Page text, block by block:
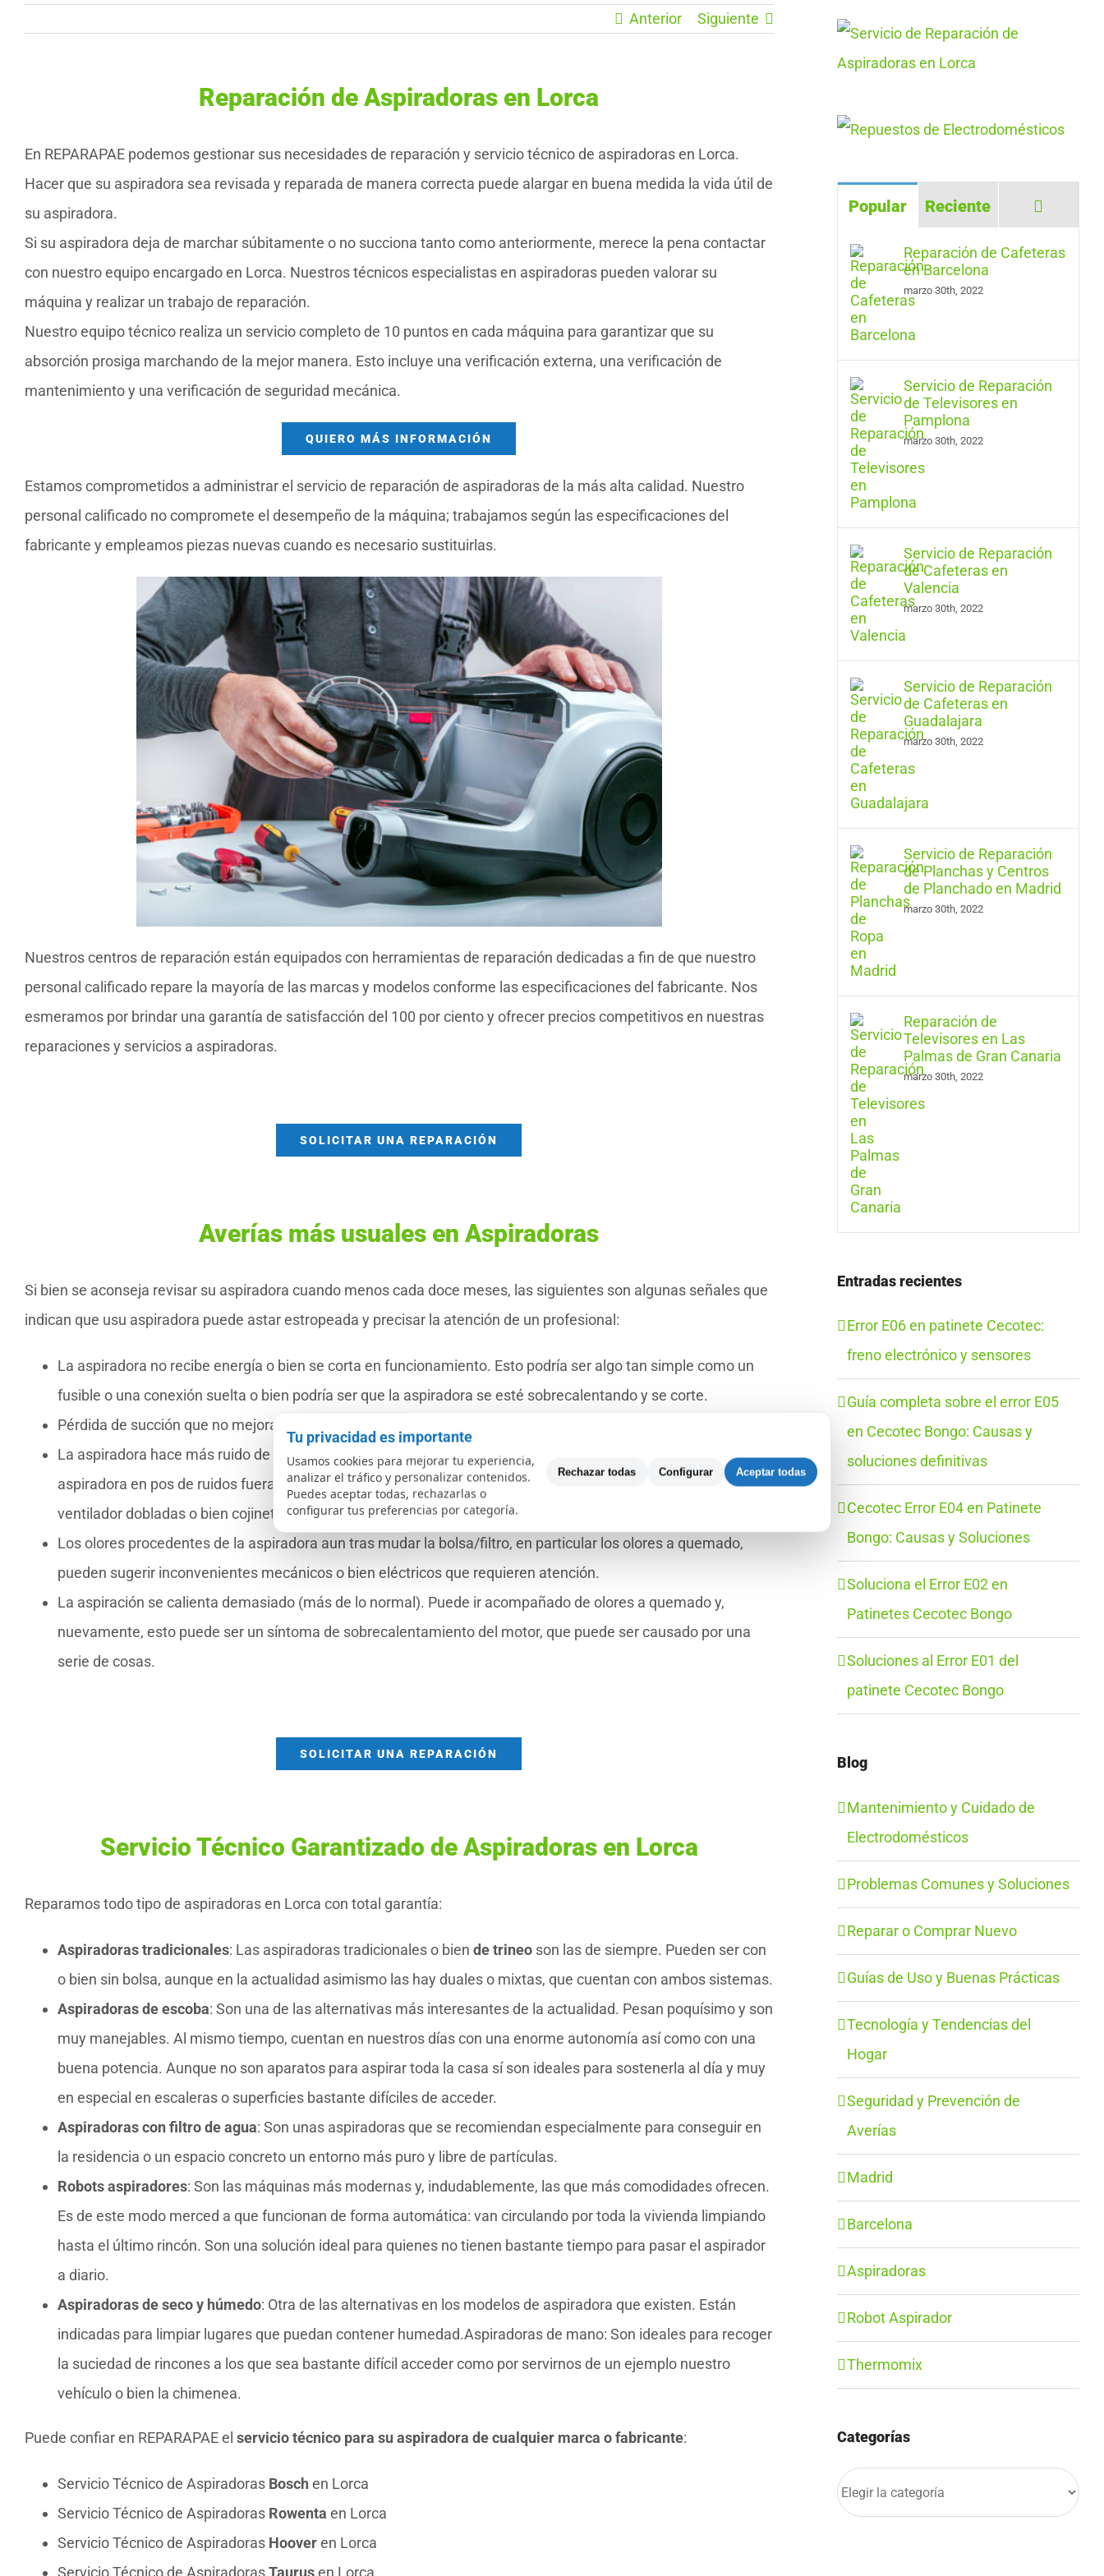
Anterior Siguiente
Reparación de Aspiradoras en Lorca
En REPARAPAE podemos gestionar sus necesidades de reparación y servicio técnico de aspiradoras en Lorca.
Hacer que su aspiradora sea revisada y reparada de manera correcta puede alargar en buena medida la vida útil de
su aspiradora.
Si su aspiradora deja de marchar súbitamente o no succiona tanto como anteriormente, merece la pena contactar
con nuestro equipo encargado en Lorca. Nuestros técnicos especialistas en aspiradoras pueden valorar su
máquina y realizar un trabajo de reparación.
Nuestro equipo técnico realiza un servicio completo de 10 puntos en cada máquina para garantizar que su
absorción prosiga marchando de la mejor manera. Esto incluye una verificación externa, una verificación de
mantenimiento y una verificación de seguridad mecánica.
QUIERO MÁS INFORMACIÓN
Estamos comprometidos a administrar el servicio de reparación de aspiradoras de la más alta calidad. Nuestro
personal calificado no compromete el desempeño de la máquina; trabajamos según las especificaciones del
fabricante y empleamos piezas nuevas cuando es necesario sustituirlas.
Nuestros centros de reparación están equipados con herramientas de reparación dedicadas a fin de que nuestro
personal calificado repare la mayoría de las marcas y modelos conforme las especificaciones del fabricante. Nos
esmeramos por brindar una garantía de satisfacción del 100 por ciento y ofrecer precios competitivos en nuestras
reparaciones y servicios a aspiradoras.
SOLICITAR UNA REPARACIÓN
Averías más usuales en Aspiradoras
Si bien se aconseja revisar su aspiradora cuando menos cada doce meses, las siguientes son algunas señales que
indican que usu aspiradora puede astar estropeada y precisar la atención de un profesional:
La aspiradora no recibe energía o bien se corta en funcionamiento. Esto podría ser algo tan simple como un
fusible o una conexión suelta o bien podría ser que la aspiradora se esté sobrecalentando y se corte.
Pérdida de succión que no mejora después del mantenimiento rutinario.
La aspiradora hace más ruido de lo normal o bien hace un ruido extraño, traqueteo o vibración. Escuche su
aspiradora en pos de ruidos fuera de lo normal, lo que podría sugerir inconvenientes como aspas del
ventilador dobladas o bien cojinetes desgastados.
Los olores procedentes de la aspiradora aun tras mudar la bolsa/filtro, en particular los olores a quemado,
pueden sugerir inconvenientes mecánicos o bien eléctricos que requieren atención.
La aspiración se calienta demasiado (más de lo normal). Puede ir acompañado de olores a quemado y,
nuevamente, esto puede ser un síntoma de sobrecalentamiento del motor, que puede ser causado por una
serie de cosas.
SOLICITAR UNA REPARACIÓN
Servicio Técnico Garantizado de Aspiradoras en Lorca
Reparamos todo tipo de aspiradoras en Lorca con total garantía:
Aspiradoras tradicionales: Las aspiradoras tradicionales o bien de trineo son las de siempre. Pueden ser con
o bien sin bolsa, aunque en la actualidad asimismo las hay duales o mixtas, que cuentan con ambos sistemas.
Aspiradoras de escoba: Son una de las alternativas más interesantes de la actualidad. Pesan poquísimo y son
muy manejables. Al mismo tiempo, cuentan en nuestros días con una enorme autonomía así como con una
buena potencia. Aunque no son aparatos para aspirar toda la casa sí son ideales para sostenerla al día y muy
en especial en escaleras o superficies bastante difíciles de acceder.
Aspiradoras con filtro de agua: Son unas aspiradoras que se recomiendan especialmente para conseguir en
la residencia o un espacio concreto un entorno más puro y libre de partículas.
Robots aspiradores: Son las máquinas más modernas y, indudablemente, las que más comodidades ofrecen.
Es de este modo merced a que funcionan de forma automática: van circulando por toda la vivienda limpiando
hasta el último rincón. Son una solución ideal para quienes no tienen bastante tiempo para pasar el aspirador
a diario.
Aspiradoras de seco y húmedo: Otra de las alternativas en los modelos de aspiradora que existen. Están
indicadas para limpiar lugares que puedan contener humedad.Aspiradoras de mano: Son ideales para recoger
la suciedad de rincones a los que sea bastante difícil acceder como por servirnos de un ejemplo nuestro
vehículo o bien la chimenea.
Puede confiar en REPARAPAE el servicio técnico para su aspiradora de cualquier marca o fabricante:
Servicio Técnico de Aspiradoras Boschen Lorca
Servicio Técnico de Aspiradoras Rowenta en Lorca
Servicio Técnico de Aspiradoras Hooveren Lorca
Servicio Técnico de AspiradorasTaurusen Lorca
Popular Reciente
Reparación de Cafeteras
en Barcelona
marzo 30th, 2022
Servicio de Reparación
de Televisores en
Pamplona
marzo 30th, 2022
Servicio de Reparación
de Cafeteras en
Valencia
marzo 30th, 2022
Servicio de Reparación
de Cafeteras en
Guadalajara
marzo 30th, 2022
Servicio de Reparación
de Planchas y Centros
de Planchado en Madrid
marzo 30th, 2022
Reparación de
Televisores en Las
Palmas de Gran Canaria
marzo 30th, 2022
Entradas recientes
Error E06 en patinete Cecotec:
freno electrónico y sensores
Guía completa sobre el error E05
en Cecotec Bongo: Causas y
soluciones definitivas
Cecotec Error E04 en Patinete
Bongo: Causas y Soluciones
Soluciona el Error E02 en
Patinetes Cecotec Bongo
Soluciones al Error E01 del
patinete Cecotec Bongo
Blog
Mantenimiento y Cuidado de
Electrodomésticos
Problemas Comunes y Soluciones
Reparar o Comprar Nuevo
Guías de Uso y Buenas Prácticas
Tecnología y Tendencias del
Hogar
Seguridad y Prevención de
Averías
Madrid
Barcelona
Aspiradoras
Robot Aspirador
Thermomix
Categorías
Categorías
Tu privacidad es importante
Usamos cookies para mejorar tu experiencia,
analizar el tráfico y personalizar contenidos.
Puedes aceptar todas, rechazarlas o
configurar tus preferencias por categoría.
Rechazar todas Configurar Aceptar todas